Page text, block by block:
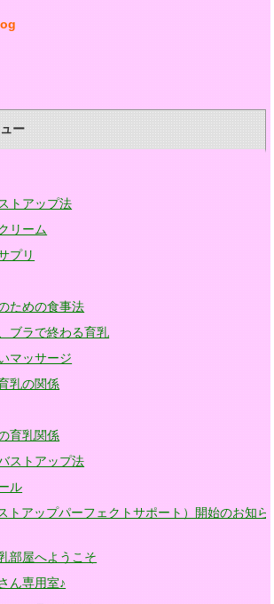
ー
トアップ法
リーム
プリ
ための食事法
ブラで終わる育乳
マッサージ
乳の関係
育乳関係
ストアップ法
ル
トアップパーフェクトサポート）開始のお知ら
部屋へようこそ
ん専用室♪